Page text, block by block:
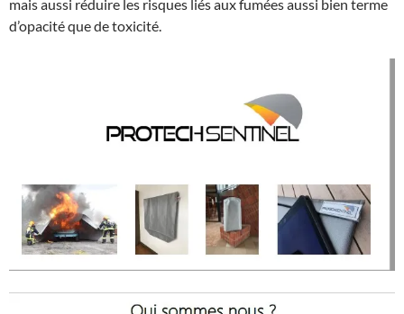
mais aussi réduire les risques liés aux fumées aussi bien terme
d’opacité que de toxicité.